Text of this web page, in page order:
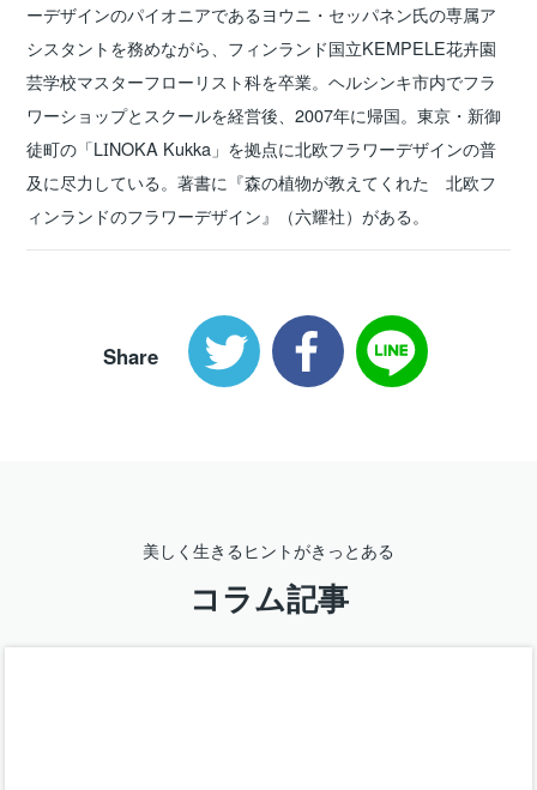
ーデザインのパイオニアであるヨウニ・セッパネン氏の専属ア
シスタントを務めながら、フィンランド国立KEMPELE花卉園
芸学校マスターフローリスト科を卒業。ヘルシンキ市内でフラ
ワーショップとスクールを経営後、2007年に帰国。東京・新御
徒町の「LINOKA Kukka」を拠点に北欧フラワーデザインの普
及に尽力している。著書に『森の植物が教えてくれた 北欧フ
ィンランドのフラワーデザイン』（六耀社）がある。
Share
美しく生きるヒントがきっとある
コラム記事